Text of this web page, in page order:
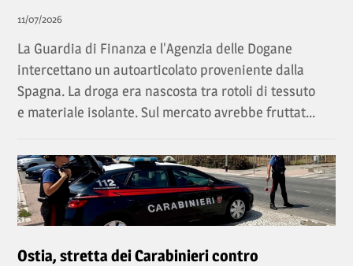
11/07/2026
La Guardia di Finanza e l'Agenzia delle Dogane
intercettano un autoarticolato proveniente dalla
Spagna. La droga era nascosta tra rotoli di tessuto
e materiale isolante. Sul mercato avrebbe fruttat...
Ostia, stretta dei Carabinieri contro